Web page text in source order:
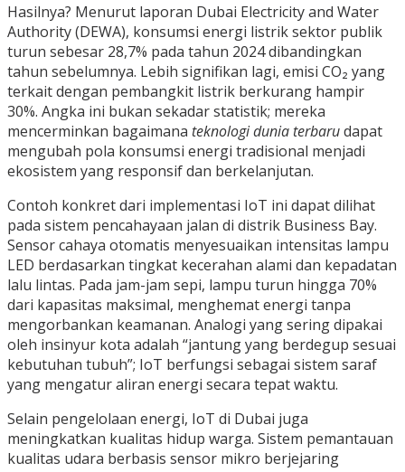
Hasilnya? Menurut laporan Dubai Electricity and Water
Authority (DEWA), konsumsi energi listrik sektor publik
turun sebesar 28,7% pada tahun 2024 dibandingkan
tahun sebelumnya. Lebih signifikan lagi, emisi CO₂ yang
terkait dengan pembangkit listrik berkurang hampir
30%. Angka ini bukan sekadar statistik; mereka
mencerminkan bagaimana teknologi dunia terbarudapat
mengubah pola konsumsi energi tradisional menjadi
ekosistem yang responsif dan berkelanjutan.
Contoh konkret dari implementasi IoT ini dapat dilihat
pada sistem pencahayaan jalan di distrik Business Bay.
Sensor cahaya otomatis menyesuaikan intensitas lampu
LED berdasarkan tingkat kecerahan alami dan kepadatan
lalu lintas. Pada jam-jam sepi, lampu turun hingga 70%
dari kapasitas maksimal, menghemat energi tanpa
mengorbankan keamanan. Analogi yang sering dipakai
oleh insinyur kota adalah “jantung yang berdegup sesuai
kebutuhan tubuh”; IoT berfungsi sebagai sistem saraf
yang mengatur aliran energi secara tepat waktu.
Selain pengelolaan energi, IoT di Dubai juga
meningkatkan kualitas hidup warga. Sistem pemantauan
kualitas udara berbasis sensor mikro berjejaring